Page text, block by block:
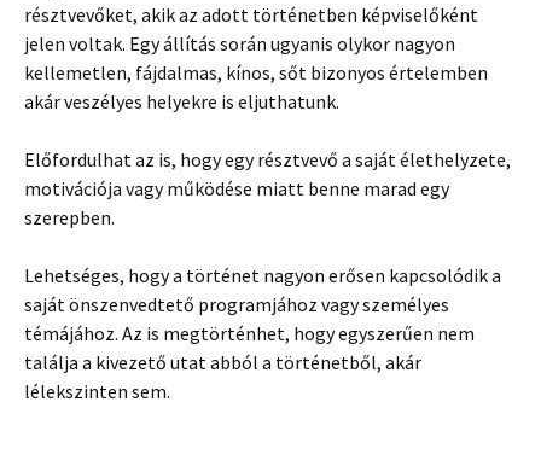
résztvevőket, akik az adott történetben képviselőként
jelen voltak. Egy állítás során ugyanis olykor nagyon
kellemetlen, fájdalmas, kínos, sőt bizonyos értelemben
akár veszélyes helyekre is eljuthatunk.
Előfordulhat az is, hogy egy résztvevő a saját élethelyzete,
motivációja vagy működése miatt benne marad egy
szerepben.
Lehetséges, hogy a történet nagyon erősen kapcsolódik a
saját önszenvedtető programjához vagy személyes
témájához. Az is megtörténhet, hogy egyszerűen nem
találja a kivezető utat abból a történetből, akár
lélekszinten sem.